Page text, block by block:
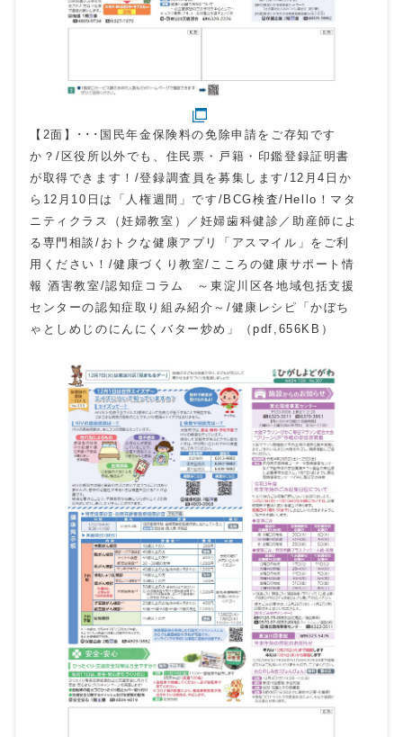
【2面】･･･国民年金保険料の免除申請をご存知です
か？/区役所以外でも、住民票・戸籍・印鑑登録証明書
が取得できます！/登録調査員を募集します/12月4日か
ら12月10日は「人権週間」です/BCG検査/Hello！マタ
ニティクラス（妊婦教室）／妊婦歯科健診／助産師によ
る専門相談/おトクな健康アプリ「アスマイル」をご利
用ください！/健康づくり教室/こころの健康サポート情
報 酒害教室/認知症コラム ～東淀川区各地域包括支援
センターの認知症取り組み紹介～/健康レシピ「かぼち
ゃとしめじのにんにくバター炒め」（pdf,656KB）